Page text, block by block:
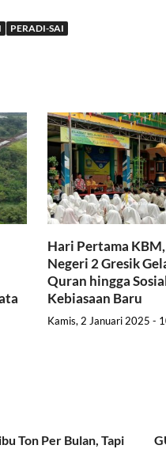
PERADI-SAI
Hari Pertama KBM,
Negeri 2 Gresik
Quran hingga
Kebiasaan Baru
Kamis, 2 Januari 2025 -
Ton Per Bulan, Tapi